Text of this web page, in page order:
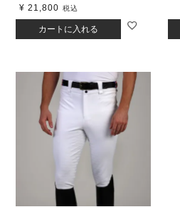
¥ 21,800 税込
カートに入れる